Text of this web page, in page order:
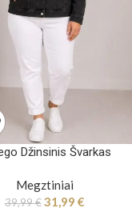
Džinsinis Švarkas
Megztiniai
39,99€ 31,99 €